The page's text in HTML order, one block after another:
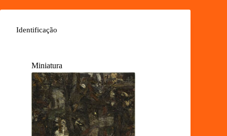
Identificação
Miniatura